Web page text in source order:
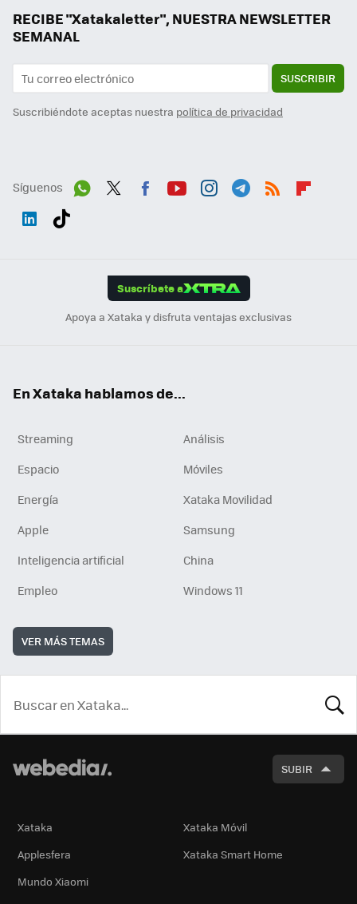
RECIBE "Xatakaletter", NUESTRA NEWSLETTER
SEMANAL
SUSCRIBIR
Suscribiéndote aceptas nuestra política de privacidad
Síguenos
Suscríbete a
Apoya a Xataka y disfruta ventajas exclusivas
En Xataka hablamos de...
Streaming
Análisis
Espacio
Móviles
Energía
Xataka Movilidad
Apple
Samsung
Inteligencia artificial
China
Empleo
Windows 11
VER MÁS TEMAS
SUBIR
Xataka
Xataka Móvil
Applesfera
Xataka Smart Home
Mundo Xiaomi